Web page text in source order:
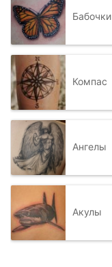
Бабочки
Компас
Ангелы
Акулы